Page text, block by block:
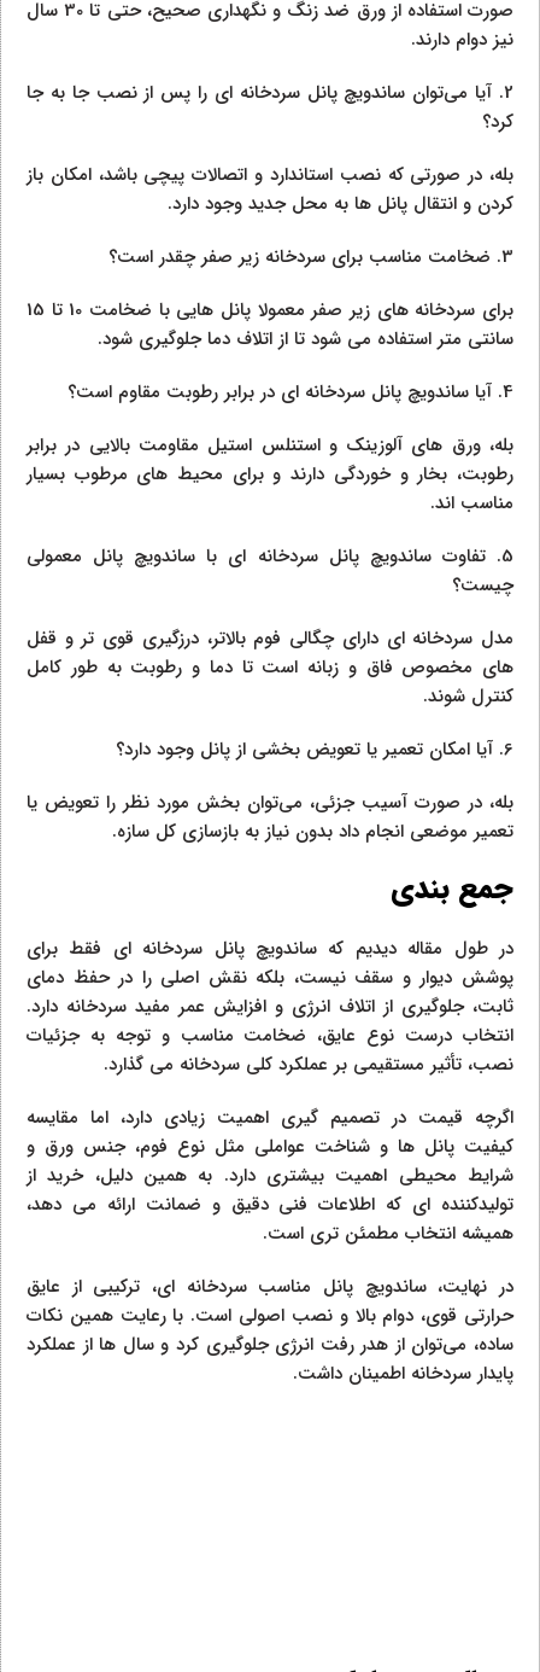
صورت استفاده از ورق ضد زنگ و نگهداری صحیح، حتی تا 30 سال
نیز دوام دارند.
2. آیا می‌توان ساندویچ پانل سردخانه‌ ای را پس از نصب جا به‌ جا
کرد؟
بله، در صورتی که نصب استاندارد و اتصالات پیچی باشد، امکان باز
کردن و انتقال پانل‌ ها به محل جدید وجود دارد.
3. ضخامت مناسب برای سردخانه زیر صفر چقدر است؟
برای سردخانه‌ های زیر صفر معمولا پانل‌ هایی با ضخامت 10 تا 15
سانتی‌ متر استفاده می‌ شود تا از اتلاف دما جلوگیری شود.
4. آیا ساندویچ پانل سردخانه‌ ای در برابر رطوبت مقاوم است؟
بله، ورق‌ های آلوزینک و استنلس استیل مقاومت بالایی در برابر
رطوبت، بخار و خوردگی دارند و برای محیط‌ های مرطوب بسیار
مناسب‌ اند.
5. تفاوت ساندویچ پانل سردخانه‌ ای با ساندویچ پانل معمولی
چیست؟
مدل سردخانه‌ ای دارای چگالی فوم بالاتر، درزگیری قوی‌ تر و قفل‌
های مخصوص فاق و زبانه است تا دما و رطوبت به‌ طور کامل
کنترل شوند.
6. آیا امکان تعمیر یا تعویض بخشی از پانل وجود دارد؟
بله، در صورت آسیب جزئی، می‌توان بخش مورد نظر را تعویض یا
تعمیر موضعی انجام داد بدون نیاز به بازسازی کل سازه.
جمع بندی
در طول مقاله دیدیم که ساندویچ پانل سردخانه‌ ای فقط برای
پوشش دیوار و سقف نیست، بلکه نقش اصلی را در حفظ دمای
ثابت، جلوگیری از اتلاف انرژی و افزایش عمر مفید سردخانه دارد.
انتخاب درست نوع عایق، ضخامت مناسب و توجه به جزئیات
نصب، تأثیر مستقیمی بر عملکرد کلی سردخانه می‌ گذارد.
اگرچه قیمت در تصمیم‌ گیری اهمیت زیادی دارد، اما مقایسه
کیفیت پانل‌ ها و شناخت عواملی مثل نوع فوم، جنس ورق و
شرایط محیطی اهمیت بیشتری دارد. به همین دلیل، خرید از
تولیدکننده‌ ای که اطلاعات فنی دقیق و ضمانت ارائه می‌ دهد،
همیشه انتخاب مطمئن‌ تری است.
در نهایت، ساندویچ پانل مناسب سردخانه‌ ای، ترکیبی از عایق
حرارتی قوی، دوام بالا و نصب اصولی است. با رعایت همین نکات
ساده، می‌توان از هدر رفت انرژی جلوگیری کرد و سال‌ ها از عملکرد
پایدار سردخانه اطمینان داشت.